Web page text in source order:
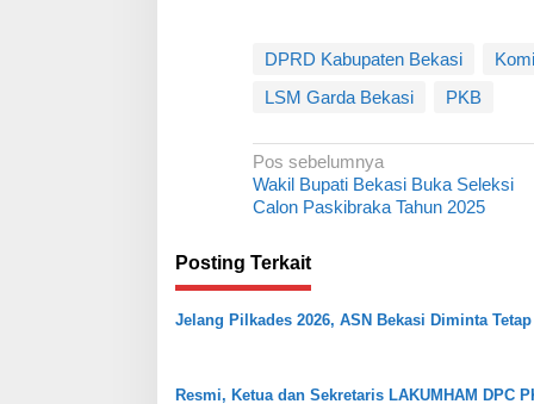
DPRD Kabupaten Bekasi
LSM Garda Bekasi
PKB
N
a
i
g
a
Pos sebelumnya
Wakil Bupati Bekasi Buka Seleksi
Calon Paskibraka Tahun 2025
Posting Terkait
Jelang Pilkades 2026, ASN Bekasi Diminta Tetap
Resmi, Ketua dan Sekretaris LAKUMHAM DPC